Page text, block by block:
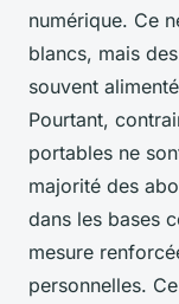
numérique. Ce
blancs, mais
souvent
Pourtant,
portables ne
majorité des
dans les bases
mesure
personnelles.